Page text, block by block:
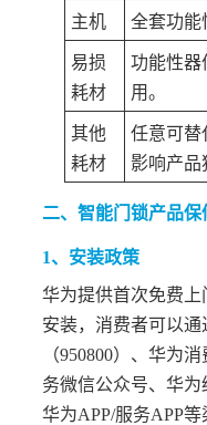
主机 全套功能
易损
耗材
功能性器
用。
其他
耗材
任意可替
影响产品
二、智能门锁产品保
1、安装政策
华为提供首次免费
安装，消费者可以
（950800）、华为
务微信公众号、华
华为APP/服务APP